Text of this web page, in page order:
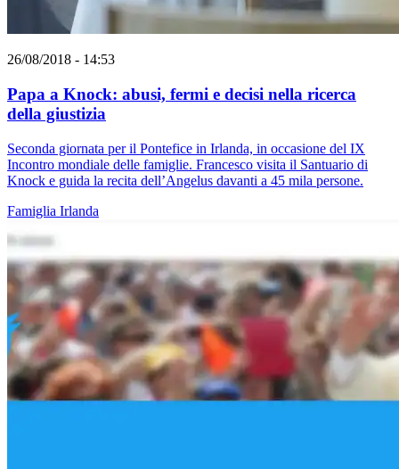
26/08/2018 - 14:53
Papa a Knock: abusi, fermi e decisi nella ricerca
della giustizia
Seconda giornata per il Pontefice in Irlanda, in occasione del IX
Incontro mondiale delle famiglie. Francesco visita il Santuario di
Knock e guida la recita dell’Angelus davanti a 45 mila persone.
Famiglia Irlanda